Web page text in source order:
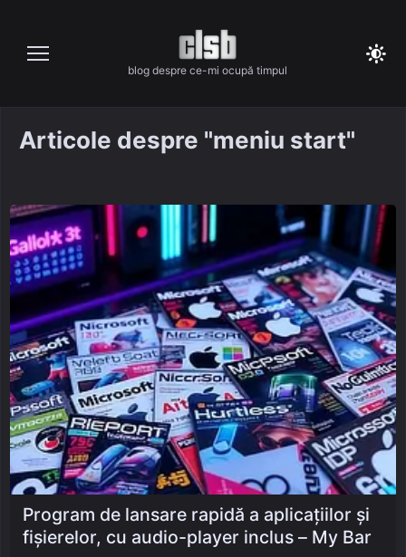
content
blog despre ce-mi ocupă timpul
Articole despre "meniu start"
Program de lansare rapidă a aplicațiilor și
fișierelor, cu audio-player inclus – My Bar